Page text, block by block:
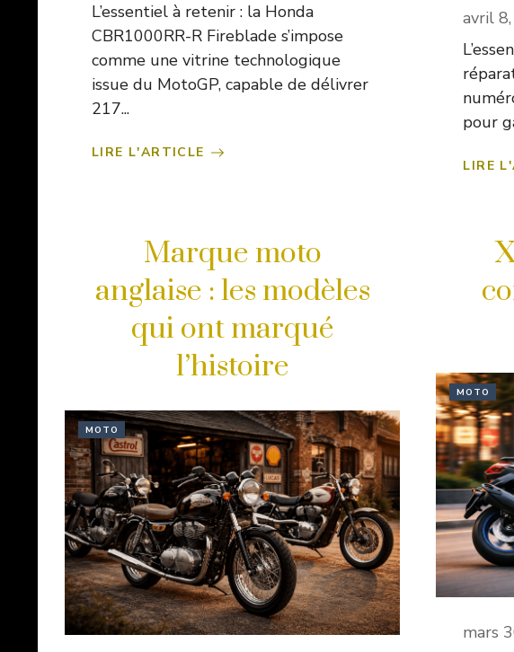
L’essentiel à retenir : la Honda
CBR1000RR-R Fireblade s’impose
comme une vitrine technologique
issue du MotoGP, capable de délivrer
217...
LIRE L'ARTICLE
avril
pour
LIRE
Marque moto
anglaise : les modèles
qui ont marqué
l’histoire
MOTO
MOTO
mars